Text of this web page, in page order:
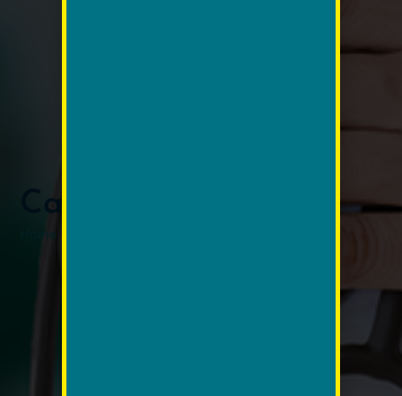
Cardiologia
Home / Cardiologia